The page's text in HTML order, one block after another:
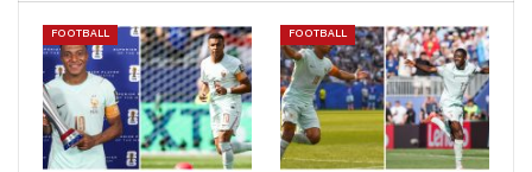
FOOTBALL FOOTBALL